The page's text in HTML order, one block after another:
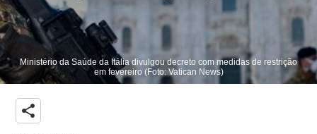
Ministério da Saúde da Itália divulgou decreto com medidas de restrição
em fevereiro (Foto: Vatican News)
share